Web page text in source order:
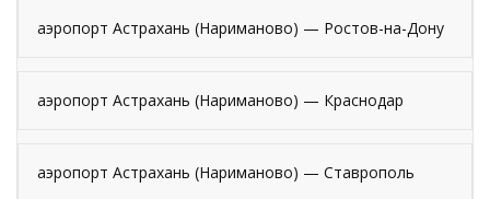
аэропорт Астрахань (Нариманово) — Ростов-на-Дону
аэропорт Астрахань (Нариманово) — Краснодар
аэропорт Астрахань (Нариманово) — Ставрополь